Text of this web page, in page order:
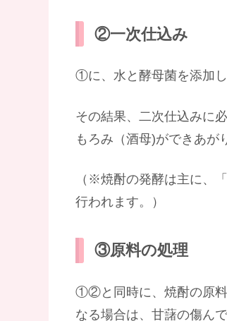
②一次仕込み
①に、水と酵母菌を添加
その結果、二次仕込みに
もろみ（酒母)ができあが
（※焼酎の発酵は主に、
行われます。）
③原料の処理
①②と同時に、焼酎の原料
なる場合は、甘藷の傷ん